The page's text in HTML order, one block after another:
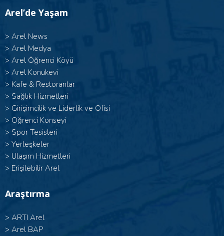
Arel’de Yaşam
> Arel News
> Arel Medya
> Arel Öğrenci Köyü
> Arel Konukevi
> Kafe & Restoranlar
> Sağlık Hizmetleri
> Girişimcilik ve Liderlik ve Ofisi
> Öğrenci Konseyi
> Spor Tesisleri
> Yerleşkeler
> Ulaşım Hizmetleri
> Erişilebilir Arel
Araştırma
> ARTI Arel
> Arel BAP